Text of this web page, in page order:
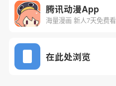
下一话
腾讯动漫App
海量漫画 新人7天免费看
在此处浏览